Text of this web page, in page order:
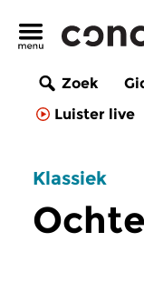
Zoek
Luister live
Klassiek